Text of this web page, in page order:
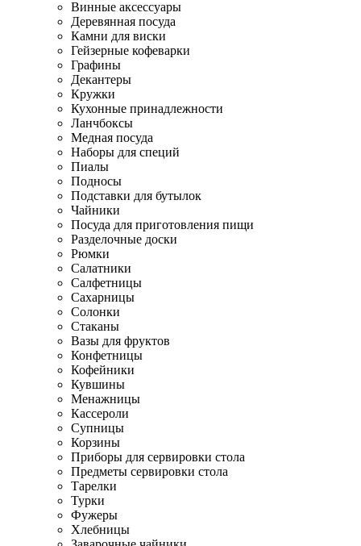
Винные аксессуары
Деревянная посуда
Камни для виски
Гейзерные кофеварки
Графины
Декантеры
Кружки
Кухонные принадлежности
Ланчбоксы
Медная посуда
Наборы для специй
Пиалы
Подносы
Подставки для бутылок
Чайники
Посуда для приготовления пищи
Разделочные доски
Рюмки
Салатники
Салфетницы
Сахарницы
Солонки
Стаканы
Вазы для фруктов
Конфетницы
Кофейники
Кувшины
Менажницы
Кассероли
Супницы
Корзины
Приборы для сервировки стола
Предметы сервировки стола
Тарелки
Турки
Фужеры
Хлебницы